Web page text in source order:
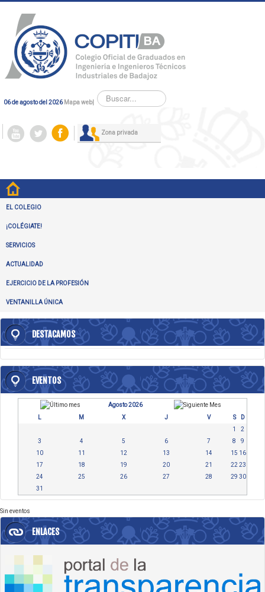
06 de agosto del 2026 Mapa web|
Buscar...
Zona privada
EL COLEGIO
¡COLÉGIATE!
SERVICIOS
ACTUALIDAD
EJERCICIO DE LA PROFESIÓN
VENTANILLA ÚNICA
DESTACAMOS
EVENTOS
Agosto 2026
L
M X J V S
D
1
2
3
4 5 6 7 8
9
10
11 12 13 14 15 16
17
18 19 20 21 22 23
24
25 26 27 28 29 30
31
Sin eventos
ENLACES